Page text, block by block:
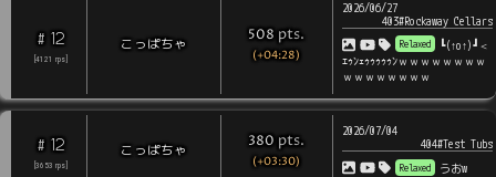
# 12
4121 rps
こっぱちゃ 508 pts.
(+04:28)
2026/06/27
403#Rockaway Cellars
Relaxed
┗(↑o↑)┛＜
ｴｩﾝｪｩｩｩｩｩﾝｗｗｗｗｗｗｗｗ
ｗｗｗｗｗｗｗｗ
# 12
3653 rps
こっぱちゃ 380 pts.
(+03:30)
2026/07/04
404#Test Tubs
Relaxed うおw